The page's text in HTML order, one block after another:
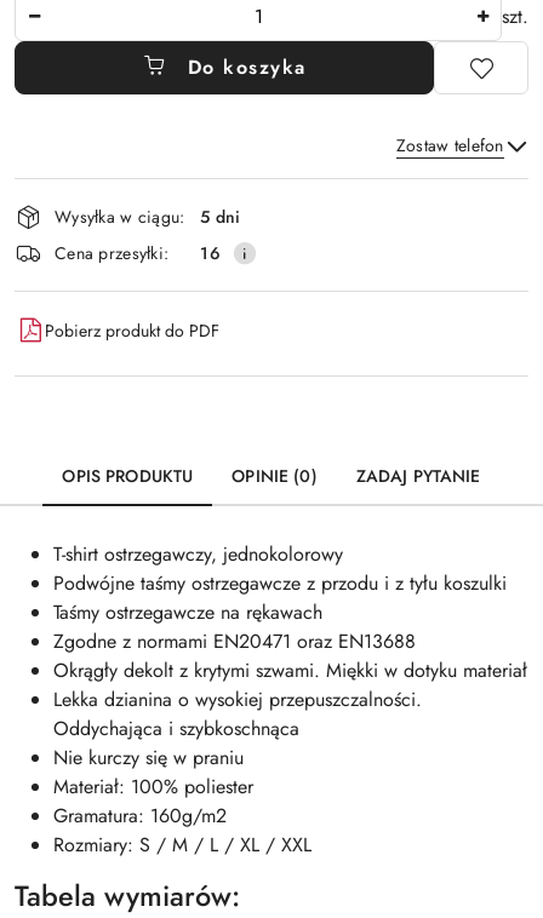
szt.
Do koszyka
Zostaw telefon
Wyślij
Dostępność
i
dostawa
Wysyłka w ciągu:
5 dni
Cena przesyłki:
16
Pobierz produkt do PDF
OPIS PRODUKTU OPINIE (0) ZADAJ PYTANIE
T-shirt ostrzegawczy, jednokolorowy
Podwójne taśmy ostrzegawcze z przodu i z tyłu koszulki
Taśmy ostrzegawcze na rękawach
Zgodne z normami EN20471 oraz EN13688
Okrągły dekolt z krytymi szwami. Miękki w dotyku materiał
Lekka dzianina o wysokiej przepuszczalności.
Oddychająca i szybkoschnąca
Nie kurczy się w praniu
Materiał: 100% poliester
Gramatura: 160g/m2
Rozmiary: S / M / L / XL / XXL
Tabela wymiarów: